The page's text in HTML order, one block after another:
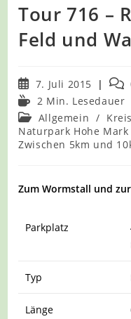
Tour 716 –
Feld und
Beitrag
veröffentlicht:
7. Juli 2015
Lesedauer:
2 Min. Lesedauer
Beitrags-
Kategorie:
Allgemein /
Naturpark Hohe Mark
Zwischen 5km und
Zum Wormstall und
Parkplatz
Typ
Länge